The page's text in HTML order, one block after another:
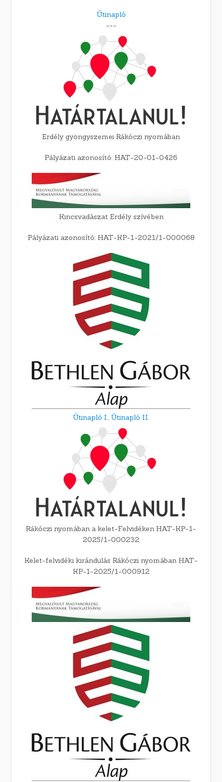
Útinapló
---
Erdély gyöngyszemei Rákóczi nyomában
Pályázati azonosító: HAT-20-01-0426
Kincsvadászat Erdély szívében
Pályázati azonosító: HAT-KP-1-2021/1-000068
Útinapló I., Útinapló II.
Rákóczi nyomában a kelet-Felvidéken HAT-KP-1-
2025/1-000232
Kelet-felvidéki kirándulás Rákóczi nyomában HAT-
KP-1-2025/1-000912